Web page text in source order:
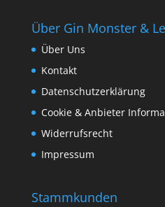
Über Gin Monster &
Über Uns
Kontakt
Datenschutzerklärung
Cookie & Anbieter
Widerrufsrecht
Impressum
Stammkunden